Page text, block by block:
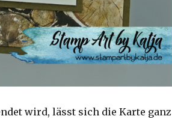
wird, lässt sich die Karte ganz